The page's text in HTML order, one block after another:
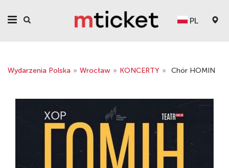
PL
Wydarzenia Polska » Wrocław » KONCERTY » Chór HOMIN